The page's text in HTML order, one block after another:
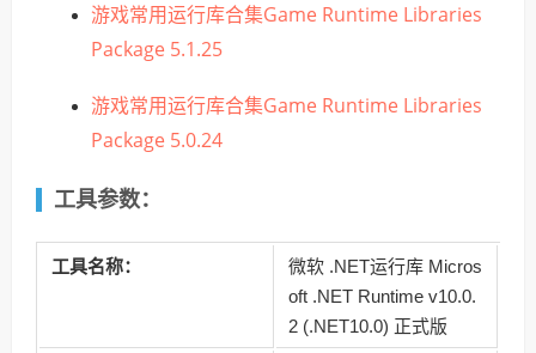
游戏常用运行库合集Game Runtime Libraries
Package 5.1.25
游戏常用运行库合集Game Runtime Libraries
Package 5.0.24
工具参数：
工具名称：
微软 .NET运行库 Micros
oft .NET Runtime v10.0.
2 (.NET10.0) 正式版